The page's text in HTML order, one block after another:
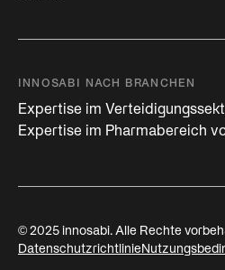
INNOSABI NACH BRANCHEN
Expertise im
Expertise im Pharmabereich
© 2025 innosabi. Alle Rechte
Datenschutzrichtlinie